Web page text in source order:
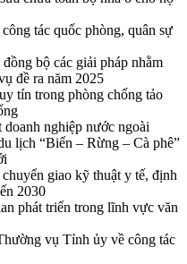
tác quốc phòng, quân sự
bộ các giải pháp nhằm
đề ra năm 2025
tín trong phòng chống tảo
nghiệp nước ngoài
lịch “Biển – Rừng – Cà phê”
giao kỹ thuật y tế, định
2030
phát triển trong lĩnh vực văn
vụ Tỉnh ủy về công tác